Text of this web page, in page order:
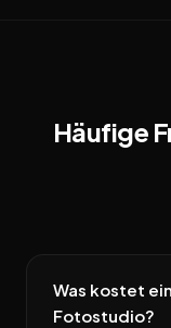
Häufige
Was kostet
Fotostudio?